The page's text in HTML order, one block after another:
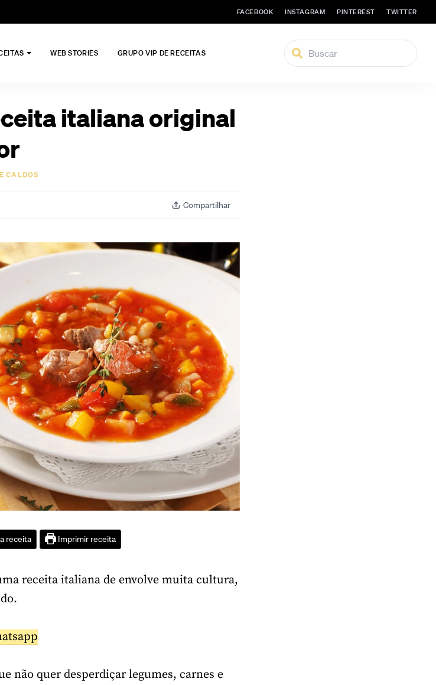
FACEBOOK INSTAGRAM PINTEREST TWITTER
WEB STORIES GRUPO VIP DE RECEITAS
italiana original
CALDOS
Compartilhar
receita Imprimir receita
receita italiana de envolve muita cultura,
não quer desperdiçar legumes, carnes e